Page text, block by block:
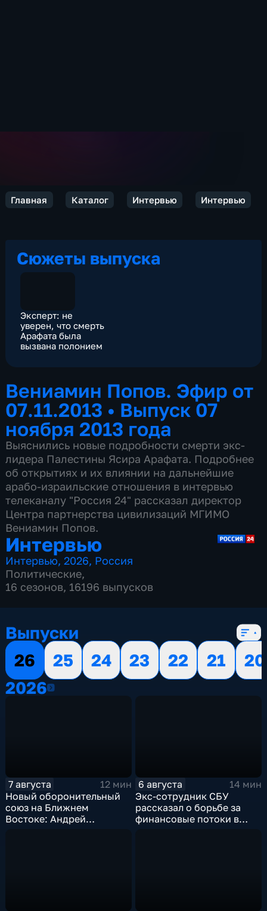
Главная Каталог Интервью Интервью
Сюжеты выпуска
Эксперт: не
уверен, что смерть
Арафата была
вызвана полонием
Вениамин Попов. Эфир от
07.11.2013 • Выпуск 07
ноября 2013 года
Выяснились новые подробности смерти экс-
лидера Палестины Ясира Арафата. Подробнее
об открытиях и их влиянии на дальнейшие
арабо-израильские отношения в интервью
телеканалу "Россия 24" рассказал директор
Центра партнерства цивилизаций МГИМО
Вениамин Попов.
Интервью
Интервью,2026, Россия
Политические,
16 сезонов, 16196 выпусков
Выпуски
26
25 24 23 22 21
20
20262026
7 августа
12 мин
Новый оборонительный
союз на Ближнем
Востоке: Андрей
6 августа
14 мин
Экс-сотрудник СБУ
рассказал о борьбе за
финансовые потоки в